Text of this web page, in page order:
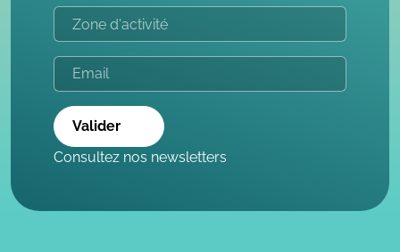
Valider
Consultez nos newsletters